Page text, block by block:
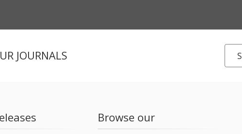
JOURNALS
Browse our